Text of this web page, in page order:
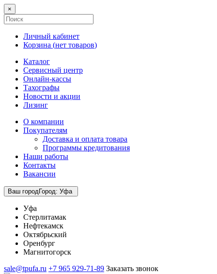
×
Личный кабинет
Корзина (нет товаров)
Каталог
Сервисный центр
Онлайн-кассы
Тахографы
Новости и акции
Лизинг
О компании
Покупателям
Доставка и оплата товара
Программы кредитования
Наши работы
Контакты
Вакансии
Ваш городГород: Уфа
Уфа
Стерлитамак
Нефтекамск
Октябрьский
Оренбург
Магнитогорск
sale@tpufa.ru +7 965 929-71-89 Заказать звонок